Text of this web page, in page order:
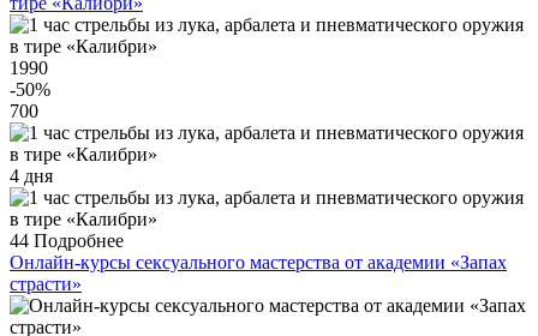
1990
-50%
700
4 дня
44 Подробнее
Онлайн-курсы сексуального мастерства от академии «Запах
страсти»